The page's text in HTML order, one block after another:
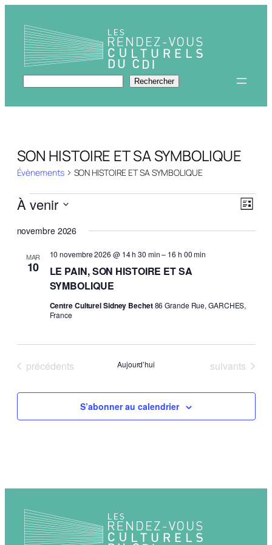
Rechercher Rechercher
SON HISTOIRE ET SA SYMBOLIQUE
Évènements SON HISTOIRE ET SA SYMBOLIQUE
Évènements de
Liste
À venir
une
date.
novembre 2026
MAR
10
LE PAIN, SON HISTOIRE ET SA
SYMBOLIQUE
10 novembre 2026 @ 14 h 30 min– 16 h 00 min
Centre Culturel Sidney Bechet86 Grande Rue, GARCHES,
France
Évènements
précédents Aujourd’hui Évènements
suivants
S’abonner au calendrier